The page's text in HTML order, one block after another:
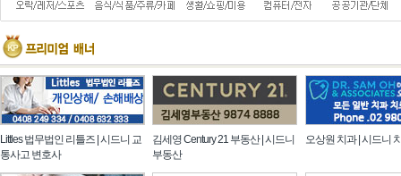
Littles 법무법인 리틀즈 | 시드니 교
통사고 변호사
김세영 Century 21 부동산 | 시드니
부동산
오상원 치과 | 시드니